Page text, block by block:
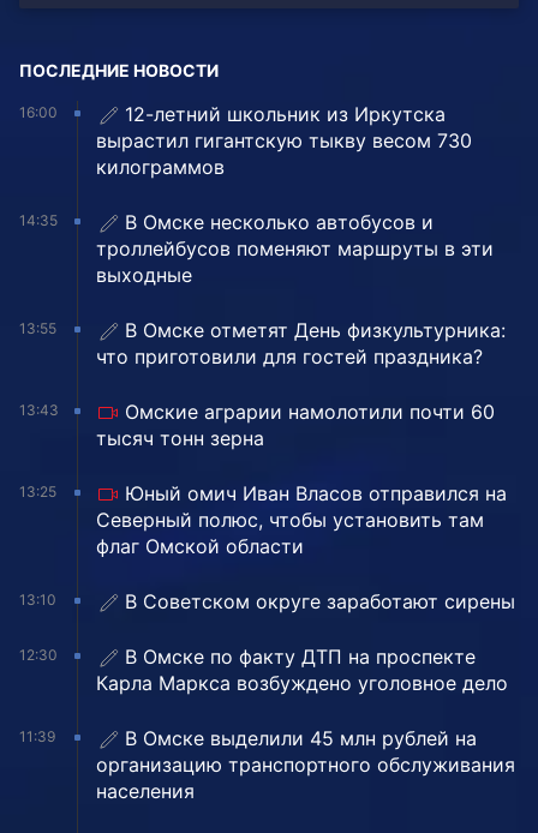
ПОСЛЕДНИЕ НОВОСТИ
16:00
12-летний школьник из Иркутска
вырастил гигантскую тыкву весом 730
килограммов
14:35
В Омске несколько автобусов и
троллейбусов поменяют маршруты в эти
выходные
13:55
В Омске отметят День физкультурника:
что приготовили для гостей праздника?
13:43
Омские аграрии намолотили почти 60
тысяч тонн зерна
13:25
Юный омич Иван Власов отправился на
Северный полюс, чтобы установить там
флаг Омской области
13:10 В Советском округе заработают сирены
12:30
В Омске по факту ДТП на проспекте
Карла Маркса возбуждено уголовное дело
11:39
В Омске выделили 45 млн рублей на
организацию транспортного обслуживания
населения